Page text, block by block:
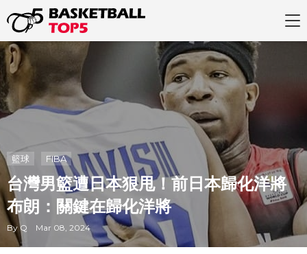
籃球 FIBA
台灣男籃遭日本狠甩！前日本歸化洋將
布朗：關鍵在歸化洋將
By Q Mar 08, 2024